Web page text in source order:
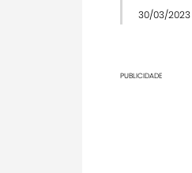
30/03/2023
PUBLICIDADE